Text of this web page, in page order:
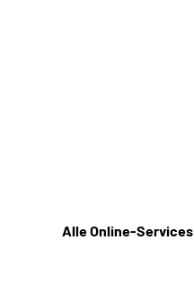
Alle Online-Services